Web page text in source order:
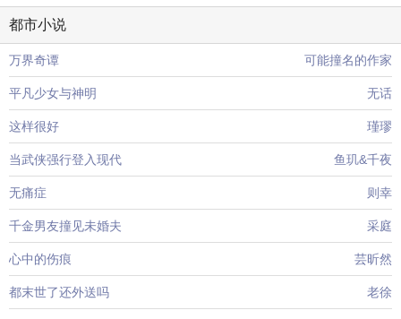
都市小说
万界奇谭 可能撞名的作家
平凡少女与神明 无话
这样很好 瑾璆
当武侠强行登入现代 鱼玑&千夜
无痛症 则幸
千金男友撞见未婚夫 采庭
心中的伤痕 芸昕然
都末世了还外送吗 老徐